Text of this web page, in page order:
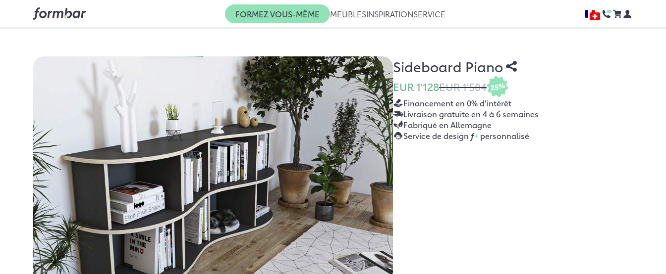
FORMEZ VOUS-MÊME MEUBLESINSPIRATIONSERVICE
Sideboard Piano
EUR 1'128EUR 1'504 25%
Financement en 0% d’intérêt
Livraison gratuite en 4 à 6 semaines
Fabriqué en Allemagne
Service de design f+personnalisé